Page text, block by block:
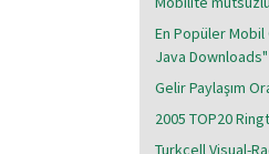
En Popüler Mobil
Java Downloads"
Gelir Paylaşım
2005 TOP20
Turkcell Visual-